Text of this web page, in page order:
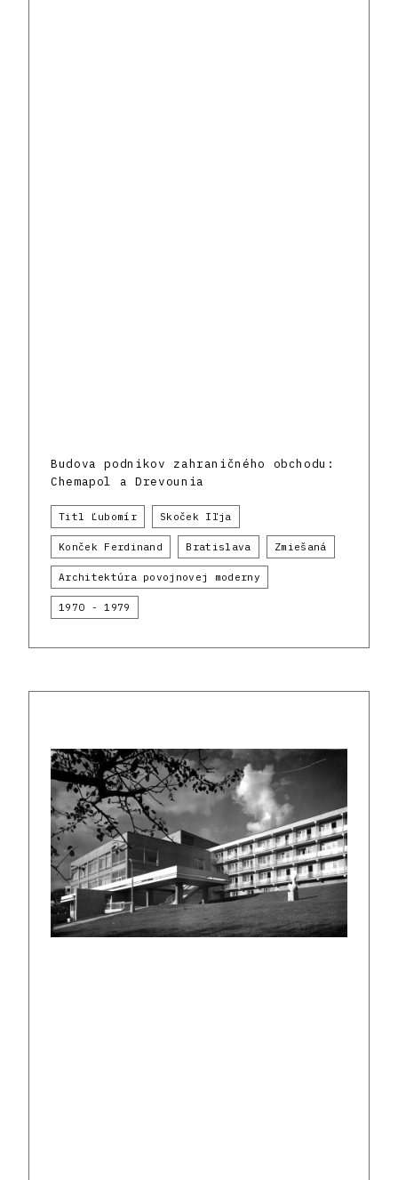
Budova podnikov zahraničného obchodu:
Chemapol a Drevounia
Titl Ľubomír Skoček Iľja
Konček Ferdinand Bratislava Zmiešaná
Architektúra povojnovej moderny
1970 - 1979